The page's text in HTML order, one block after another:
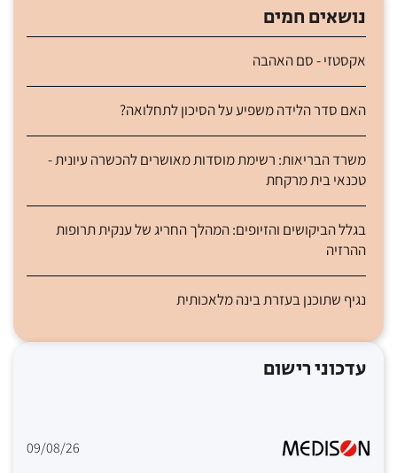
נושאים חמים
אקסטזי - סם האהבה
האם סדר הלידה משפיע על הסיכון לתחלואה?
משרד הבריאות: רשימת מוסדות מאושרים להכשרה עיונית -
טכנאי בית מרקחת
בגלל הביקושים והזיופים: המהלך החריג של ענקית תרופות
ההרזיה
נגיף שתוכנן בעזרת בינה מלאכותית
עדכוני רישום
09/08/26